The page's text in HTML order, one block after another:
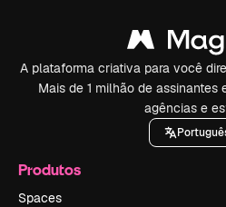
A plataforma criativa para você
Mais de 1 milhão de assinantes
agências e
Produtos
Spaces